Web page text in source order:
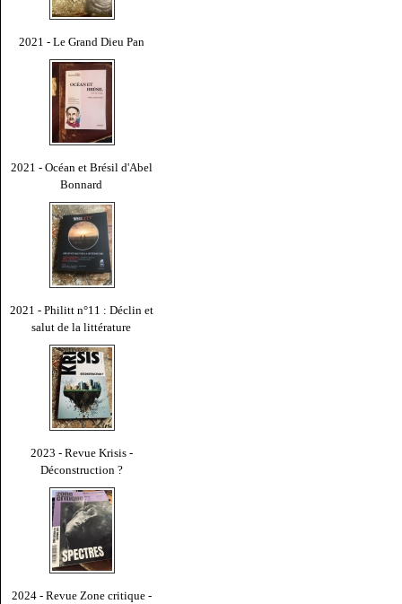
2021 - Le Grand Dieu Pan
2021 - Océan et Brésil d'Abel
Bonnard
2021 - Philitt n°11 : Déclin et
salut de la littérature
2023 - Revue Krisis -
Déconstruction ?
2024 - Revue Zone critique -